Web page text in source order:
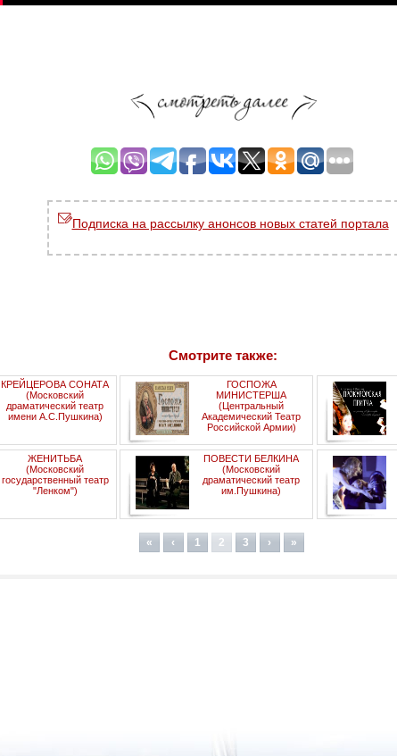
Подписка на рассылку анонсов новых статей портала
Смотрите также:
КРЕЙЦЕРОВА СОНАТА
(Московский
драматический театр
имени А.С.Пушкина)
ГОСПОЖА
МИНИСТЕРША
(Центральный
Академический Театр
Российской Армии)
ЖЕНИТЬБА
(Московский
государственный театр
"Ленком")
ПОВЕСТИ БЕЛКИНА
(Московский
драматический театр
им.Пушкина)
« ‹ 1 2 3 › »